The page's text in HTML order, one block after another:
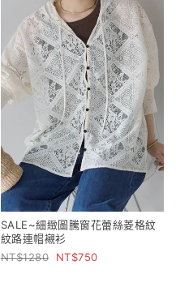
SALE~細緻圖騰窗花蕾絲菱格紋
紋路連帽襯衫
1280
750